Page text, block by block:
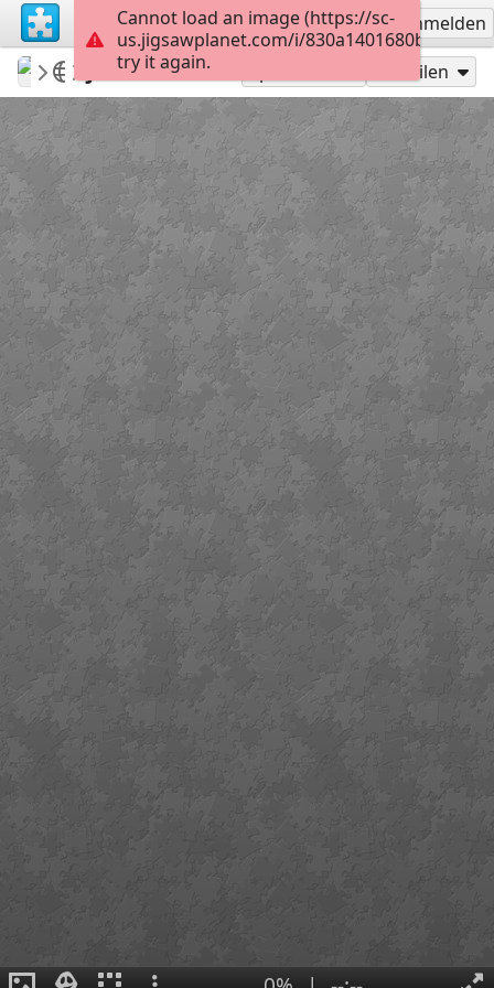
Registrieren Anmelden
AmazingGraceJigs
Misc Bible Verses
John 3:16-18 Teilen
Cannot load an image (https://sc-
us.jigsawplanet.com/i/
try it again.